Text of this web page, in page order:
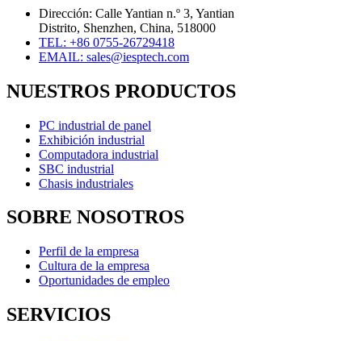
Dirección: Calle Yantian n.º 3, Yantian
Distrito, Shenzhen, China, 518000
TEL: +86 0755-26729418
EMAIL: sales@iesptech.com
NUESTROS PRODUCTOS
PC industrial de panel
Exhibición industrial
Computadora industrial
SBC industrial
Chasis industriales
SOBRE NOSOTROS
Perfil de la empresa
Cultura de la empresa
Oportunidades de empleo
SERVICIOS